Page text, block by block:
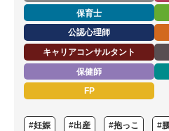
保育士
公認心理師
キャリアコンサルタント
保健師
FP
#妊娠 #出産 #抱っこ #